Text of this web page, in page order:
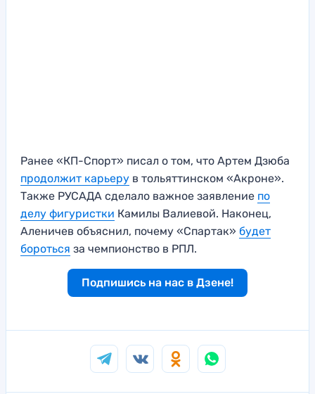
Ранее «КП-Спорт» писал о том, что Артем Дзюба
продолжит карьеру в тольяттинском «Акроне».
Также РУСАДА сделало важное заявление по
делу фигуристки Камилы Валиевой. Наконец,
Аленичев объяснил, почему «Спартак» будет
бороться за чемпионство в РПЛ.
Подпишись на нас в Дзене!